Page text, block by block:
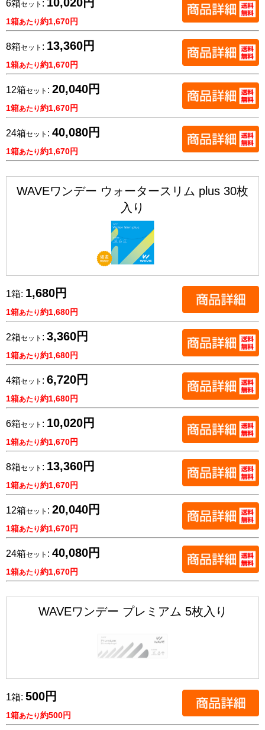
6箱セット :
1箱あたり約1,670円
8箱セット : 13,360円
1箱あたり約1,670円
12箱セット : 20,040円
1箱あたり約1,670円
24箱セット : 40,080円
1箱あたり約1,670円
WAVEワンデー ウォータースリム plus 30枚
入り
1箱: 1,680円
1箱あたり約1,680円
2箱セット : 3,360円
1箱あたり約1,680円
4箱セット : 6,720円
1箱あたり約1,680円
6箱セット : 10,020円
1箱あたり約1,670円
8箱セット : 13,360円
1箱あたり約1,670円
12箱セット : 20,040円
1箱あたり約1,670円
24箱セット : 40,080円
1箱あたり約1,670円
WAVEワンデー プレミアム 5枚入り
1箱: 500円
1箱あたり約500円